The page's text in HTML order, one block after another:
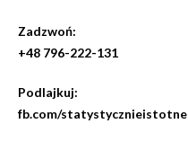
Zadzwoń:
+48 796-222-131
Podlajkuj:
fb.com/statystycznieistotne